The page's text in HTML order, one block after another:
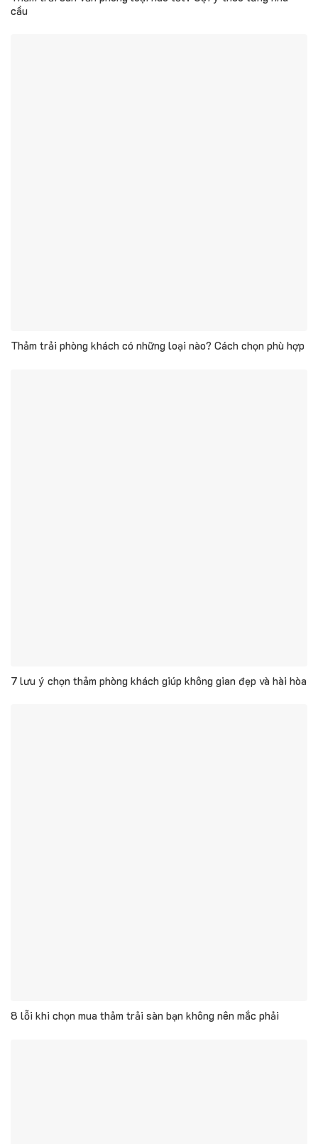
cầu
Thảm trải phòng khách có những loại nào? Cách chọn phù hợp
7 lưu ý chọn thảm phòng khách giúp không gian đẹp và hài hòa
8 lỗi khi chọn mua thảm trải sàn bạn không nên mắc phải